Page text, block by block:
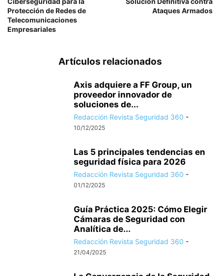
Protección de Redes de
Telecomunicaciones
Empresariales
Ataques Armados
Artículos relacionados
Axis adquiere a FF Group, un
proveedor innovador de
soluciones de...
Redacción Revista Seguridad 360 -
10/12/2025
Las 5 principales tendencias en
seguridad física para 2026
Redacción Revista Seguridad 360 -
01/12/2025
Guía Práctica 2025: Cómo Elegir
Cámaras de Seguridad con
Analítica de...
Redacción Revista Seguridad 360 -
21/04/2025